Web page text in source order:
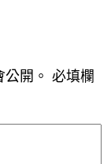
開。 必填欄